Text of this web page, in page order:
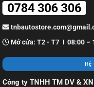
0784 306 306
Mở cửa: T2 - T7 I 08:00 –
Hệ
Công ty TNHH TM DV &